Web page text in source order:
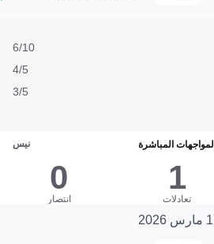
6/10
4/5
3/5
المواجهات المباشرة نيس
1
تعادلات
0
انتصار
1 مارس 2026